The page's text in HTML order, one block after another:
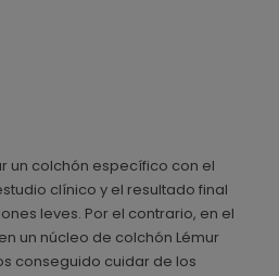
un colchón específico con el
clínico y el resultado final
leves. Por el contrario, en el
un núcleo de colchón Lémur
conseguido cuidar de los